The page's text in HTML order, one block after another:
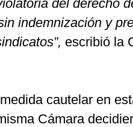
del derecho
indemnización y
escribió la
cautelar en
Cámara